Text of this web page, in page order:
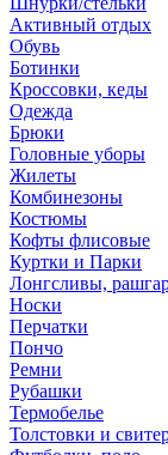
Активный отдых
Обувь
Ботинки
Кроссовки, кеды
Одежда
Брюки
Головные уборы
Жилеты
Комбинезоны
Костюмы
Кофты флисовые
Куртки и Парки
Лонгсливы,
Носки
Перчатки
Пончо
Ремни
Рубашки
Термобелье
Толстовки и